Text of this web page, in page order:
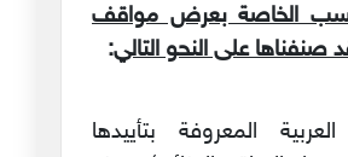
الخاصة بعرض مواقف
صنفناها على النحو التالي:
المعروفة بتأييدها